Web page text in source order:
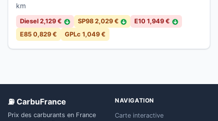
km
Diesel 2,129 € ↓ SP98 2,029 € ↓ E10 1,949 € ↓
E85 0,829 € GPLc 1,049 €
⛽ CarbuFrance
Prix des carburants en France
NAVIGATION
Carte interactive